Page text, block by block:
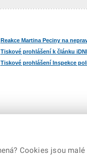
Reakce Martina Peciny na
Tiskové prohlášení k článku
Tiskové prohlášení Inspekce
České republiky. Všechna
Cookies jsou